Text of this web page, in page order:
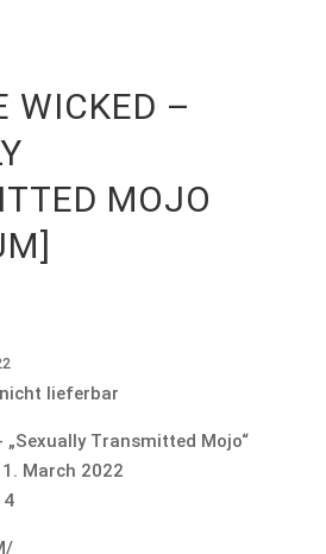
WICKED –
MOJO
lieferbar
„Sexually Transmitted Mojo“
March 2022